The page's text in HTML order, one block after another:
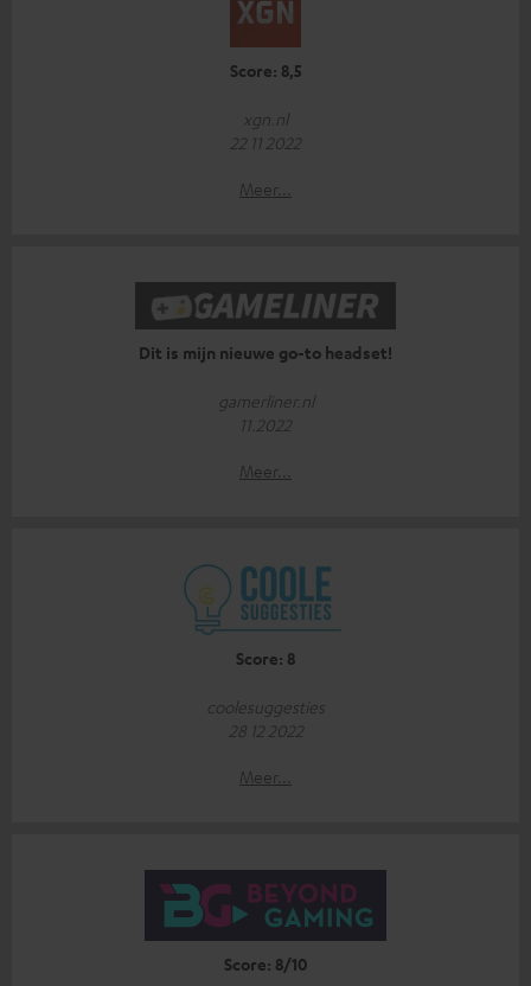
Score: 8,5
xgn.nl
22 11 2022
Meer...
Dit is mijn nieuwe go-to headset!
gamerliner.nl
11.2022
Meer...
Score: 8
coolesuggesties
28 12 2022
Meer...
Score: 8/10